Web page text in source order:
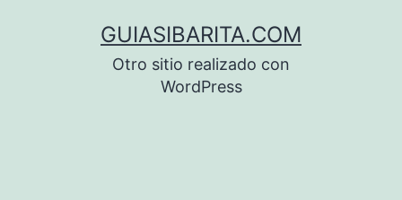
GUIASIBARITA.COM
Otro sitio realizado con
WordPress